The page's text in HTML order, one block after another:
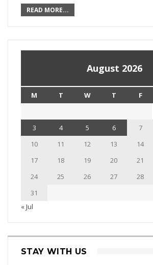
READ MORE...
August 2026
M T W T F
3
4 5 6 7
10
11 12 13 14
17
18 19 20 21
24
25 26 27 28
31
« Jul
STAY WITH US